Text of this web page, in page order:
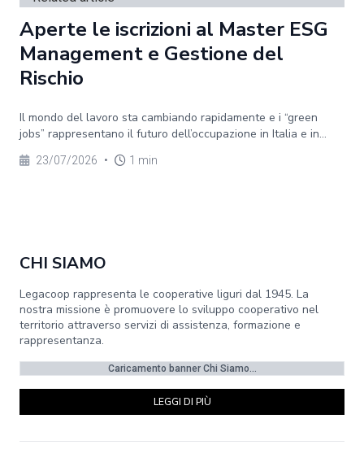
Aperte le iscrizioni al Master ESG
Management e Gestione del
Rischio
Il mondo del lavoro sta cambiando rapidamente e i “green
jobs” rappresentano il futuro dell’occupazione in Italia e in...
23/07/2026 • 1 min
CHI SIAMO
Legacoop rappresenta le cooperative liguri dal 1945. La
nostra missione è promuovere lo sviluppo cooperativo nel
territorio attraverso servizi di assistenza, formazione e
rappresentanza.
Caricamento banner Chi Siamo...
LEGGI DI PIÙ